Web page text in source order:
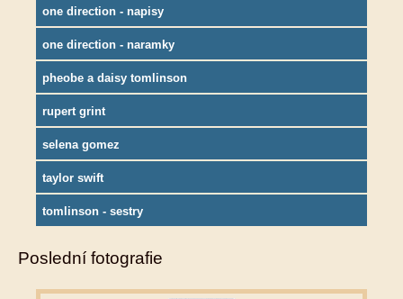
one direction - napisy
one direction - naramky
pheobe a daisy tomlinson
rupert grint
selena gomez
taylor swift
tomlinson - sestry
Poslední fotografie